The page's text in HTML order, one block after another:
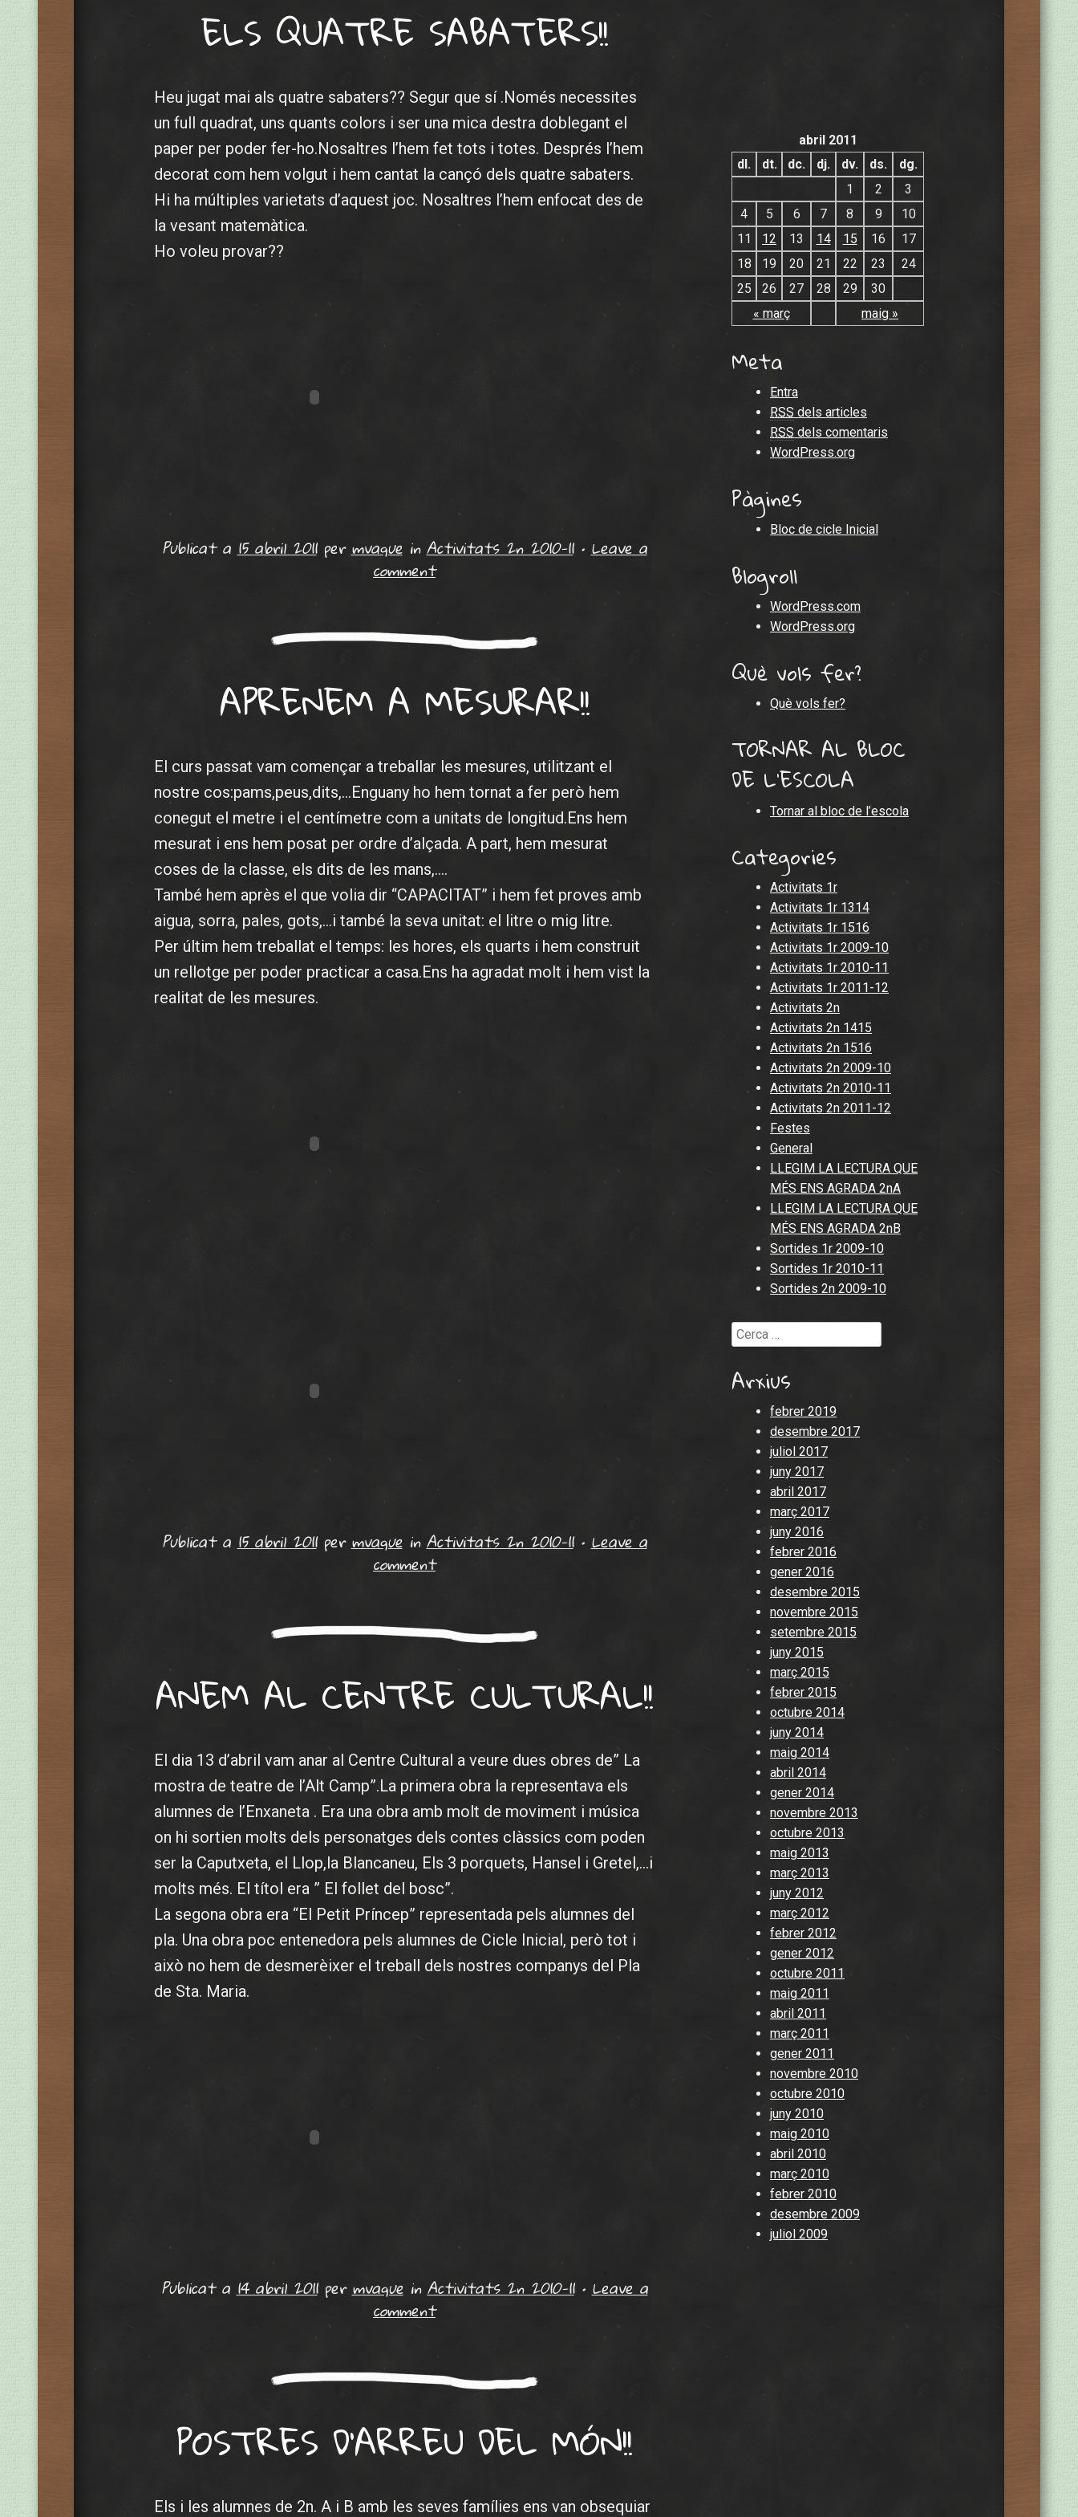
ELS QUATRE SABATERS!!
Heu jugat mai als quatre sabaters?? Segur que sí .Només necessites
un full quadrat, uns quants colors i ser una mica destra doblegant el
paper per poder fer-ho.Nosaltres l’hem fet tots i totes. Després l’hem
decorat com hem volgut i hem cantat la cançó dels quatre sabaters.
Hi ha múltiples varietats d’aquest joc. Nosaltres l’hem enfocat des de
la vesant matemàtica.
Ho voleu provar??
Publicat a15 abril 2011permvaque inActivitats 2n 2010-11 •Leave a
comment
APRENEM A MESURAR!!
El curs passat vam començar a treballar les mesures, utilitzant el
nostre cos:pams,peus,dits,…Enguany ho hem tornat a fer però hem
conegut el metre i el centímetre com a unitats de longitud.Ens hem
mesurat i ens hem posat per ordre d’alçada. A part, hem mesurat
coses de la classe, els dits de les mans,….
També hem après el que volia dir “CAPACITAT” i hem fet proves amb
aigua, sorra, pales, gots,…i també la seva unitat: el litre o mig litre.
Per últim hem treballat el temps: les hores, els quarts i hem construit
un rellotge per poder practicar a casa.Ens ha agradat molt i hem vist la
realitat de les mesures.
Publicat a15 abril 2011permvaque inActivitats 2n 2010-11 •Leave a
comment
ANEM AL CENTRE CULTURAL!!
El dia 13 d’abril vam anar al Centre Cultural a veure dues obres de” La
mostra de teatre de l’Alt Camp”.La primera obra la representava els
alumnes de l’Enxaneta . Era una obra amb molt de moviment i música
on hi sortien molts dels personatges dels contes clàssics com poden
ser la Caputxeta, el Llop,la Blancaneu, Els 3 porquets, Hansel i Gretel,…i
molts més. El títol era ” El follet del bosc”.
La segona obra era “El Petit Príncep” representada pels alumnes del
pla. Una obra poc entenedora pels alumnes de Cicle Inicial, però tot i
això no hem de desmerèixer el treball dels nostres companys del Pla
de Sta. Maria.
Publicat a14 abril 2011permvaque inActivitats 2n 2010-11 •Leave a
comment
POSTRES D’ARREU DEL MÓN!!
Els i les alumnes de 2n. A i B amb les seves famílies ens van obsequiar
abril 2011
dl.
dt. dc. dj. dv. ds. dg.
« març maig »
1 2
3
4
5 6 7 8 9
10
11
12 13 14 15 16
17
18
19 20 21 22 23
24
25
26 27 28 29 30
Meta
Entra
RSS dels articles
RSS dels comentaris
WordPress.org
Pàgines
Bloc de cicle Inicial
Blogroll
WordPress.com
WordPress.org
Què vols fer?
Què vols fer?
TORNAR AL BLOC
DE L'ESCOLA
Tornar al bloc de l’escola
Categories
Activitats 1r
Activitats 1r 1314
Activitats 1r 1516
Activitats 1r 2009-10
Activitats 1r 2010-11
Activitats 1r 2011-12
Activitats 2n
Activitats 2n 1415
Activitats 2n 1516
Activitats 2n 2009-10
Activitats 2n 2010-11
Activitats 2n 2011-12
Festes
General
LLEGIM LA LECTURA QUE
MÉS ENS AGRADA 2nA
LLEGIM LA LECTURA QUE
MÉS ENS AGRADA 2nB
Sortides 1r 2009-10
Sortides 1r 2010-11
Sortides 2n 2009-10
Cerca
Arxius
febrer 2019
desembre 2017
juliol 2017
juny 2017
abril 2017
març 2017
juny 2016
febrer 2016
gener 2016
desembre 2015
novembre 2015
setembre 2015
juny 2015
març 2015
febrer 2015
octubre 2014
juny 2014
maig 2014
abril 2014
gener 2014
novembre 2013
octubre 2013
maig 2013
març 2013
juny 2012
març 2012
febrer 2012
gener 2012
octubre 2011
maig 2011
abril 2011
març 2011
gener 2011
novembre 2010
octubre 2010
juny 2010
maig 2010
abril 2010
març 2010
febrer 2010
desembre 2009
juliol 2009